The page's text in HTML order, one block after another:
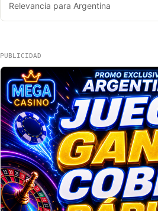
Relevancia para Argentina
PUBLICIDAD